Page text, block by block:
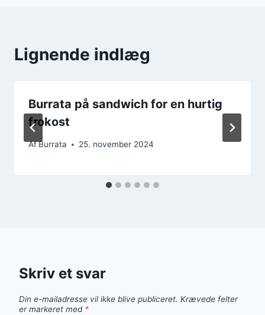
Lignende indlæg
Burrata på sandwich for en hurtig
frokost
AfBurrata 25. november 2024
Skriv et svar
Din e-mailadresse vil ikke blive publiceret. Krævede felter
er markeret med *